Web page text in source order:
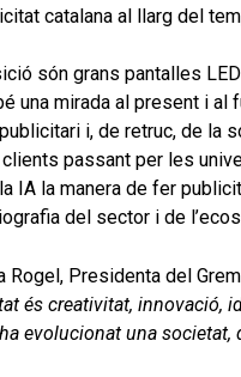
catalana al llarg del
són grans pantalles
una mirada al present i
publicitari i, de retruc, de
clients passant per les
IA la manera de fer
del sector i de
Rogel, Presidenta del
és creativitat, innovació,
evolucionat una societat,